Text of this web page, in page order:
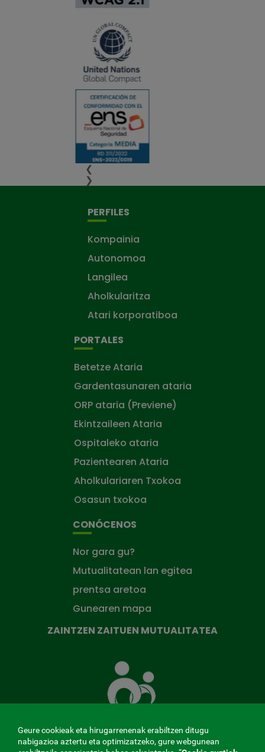
❮
❯
PERFILES
Kompainia
Autonomoa
Langilea
Aholkularitza
Atari korporatiboa
PORTALES
Betetze Ataria
Gardentasunaren ataria
ORP ataria (Previene)
Ekintzaileen Ataria
Ospitaleko ataria
Pazientearen Ataria
Aholkulariaren Txokoa
Osasun txokoa
CONÓCENOS
Nor gara gu?
Mutualitatean lan egitea
prentsa aretoa
Gunearen mapa
ZAINTZEN ZAITUEN MUTUALITATEA
zaituen
Mutua
Geure cookieak eta hirugarrenenak erabiltzen ditugu
nabigazioa aztertu eta optimizatzeko, gure webgunean